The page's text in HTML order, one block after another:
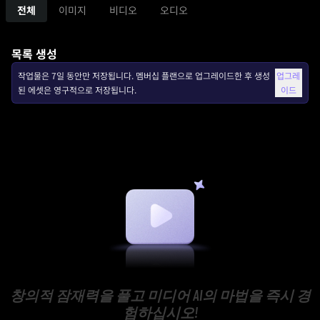
전체 이미지 비디오 오디오
목록 생성
작업물은 7일 동안만 저장됩니다. 멤버십 플랜으로 업그레이드한 후 생성
된 에셋은 영구적으로 저장됩니다.
업그레
이드
창의적 잠재력을 풀고 미디어 AI의 마법을 즉시 경
험하십시오!